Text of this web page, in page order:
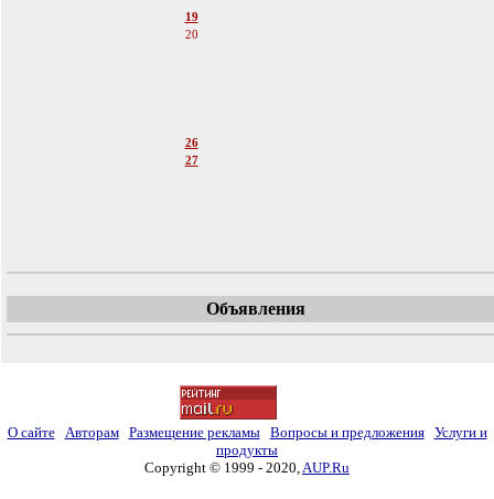
19
20
26
27
Объявления
О сайте Авторам Размещение рекламы Вопросы и предложения
Услуги и
продукты
Copyright © 1999 - 2020,AUP.Ru